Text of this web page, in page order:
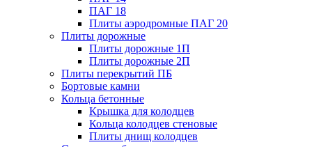
ПАГ 18
Плиты аэродромные ПАГ 20
Плиты дорожные
Плиты дорожные 1П
Плиты дорожные 2П
Плиты перекрытий ПБ
Бортовые камни
Кольца бетонные
Крышка для колодцев
Кольца колодцев стеновые
Плиты днищ колодцев